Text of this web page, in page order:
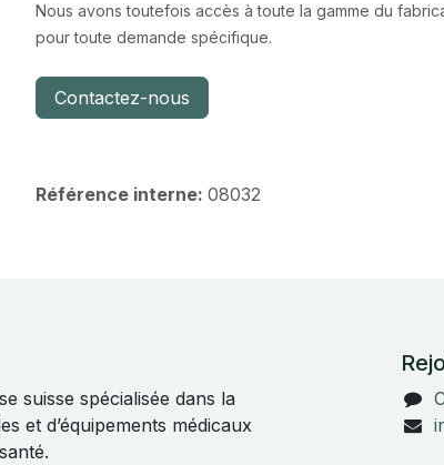
Nous avons toutefois accès à toute la gamme du
pour toute demande spécifique.
Contactez-nous
Référence interne: 08032
suisse spécialisée dans la
et d’équipements médicaux